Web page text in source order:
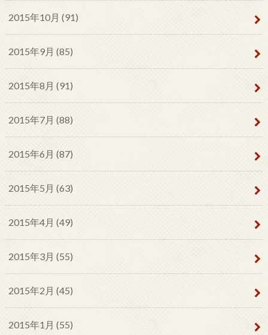
2015年10月 (91)
2015年9月 (85)
2015年8月 (91)
2015年7月 (88)
2015年6月 (87)
2015年5月 (63)
2015年4月 (49)
2015年3月 (55)
2015年2月 (45)
2015年1月 (55)